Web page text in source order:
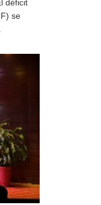
déficit
se